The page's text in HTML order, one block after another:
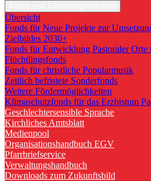
Übersicht
Fonds für Neue Projekte zur
Zielbildes 2030+
Fonds für Entwicklung Pastoraler Orte
Flüchtlingsfonds
Fonds für christliche Popularmusik
Zeitlich befristete Sonderfonds
Weitere Fördermöglichkeiten
Klimaschutzfonds für das Erzbistum
Geschlechtersensible Sprache
Kirchliches Amtsblatt
Medienpool
Organisationshandbuch EGV
Pfarrbriefservice
Verwaltungshandbuch
Downloads zum Zukunftsbild